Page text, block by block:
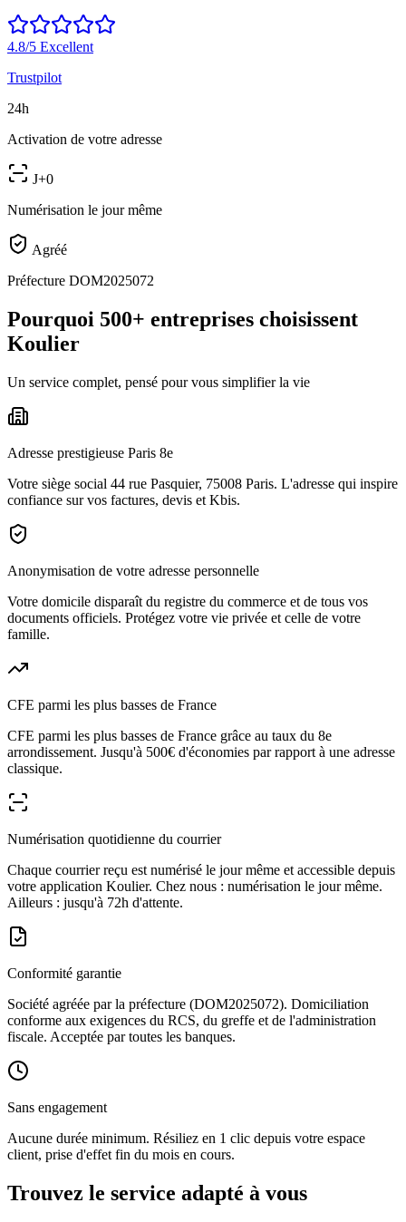
4.8/5 Excellent
Trustpilot
24h
Activation de votre adresse
J+0
Numérisation le jour même
Agréé
Préfecture DOM2025072
Pourquoi 500+ entreprises choisissent
Koulier
Un service complet, pensé pour vous simplifier la vie
Adresse prestigieuse Paris 8e
Votre siège social 44 rue Pasquier, 75008 Paris. L'adresse qui inspire
confiance sur vos factures, devis et Kbis.
Anonymisation de votre adresse personnelle
Votre domicile disparaît du registre du commerce et de tous vos
documents officiels. Protégez votre vie privée et celle de votre
famille.
CFE parmi les plus basses de France
CFE parmi les plus basses de France grâce au taux du 8e
arrondissement. Jusqu'à 500€ d'économies par rapport à une adresse
classique.
Numérisation quotidienne du courrier
Chaque courrier reçu est numérisé le jour même et accessible depuis
votre application Koulier. Chez nous : numérisation le jour même.
Ailleurs : jusqu'à 72h d'attente.
Conformité garantie
Société agréée par la préfecture (DOM2025072). Domiciliation
conforme aux exigences du RCS, du greffe et de l'administration
fiscale. Acceptée par toutes les banques.
Sans engagement
Aucune durée minimum. Résiliez en 1 clic depuis votre espace
client, prise d'effet fin du mois en cours.
Trouvez le service adapté à vous